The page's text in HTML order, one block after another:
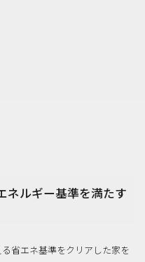
ネルギー基準を満たす
省エネ基準をクリアした家を